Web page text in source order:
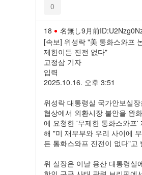
0
18 名無し9月前
[속보] 위성락 "美 통화스와프
제한이든 진전 없다"
고정삼 기자
입력
2025.10.16. 오후 3:51
위성락 대통령실 국가안보실
협상에서 외환시장 불안을 완
에 요청한 '무제한 통화스와프'
해 "미 재무부와 우리 사이에
든 통화스와프 진전이 없다"고
위 실장은 이날 용산 대통령실